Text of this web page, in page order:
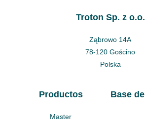
Troton Sp. z o.o.
Ząbrowo 14A
78-120 Gościno
Polska
Productos
Master
Base